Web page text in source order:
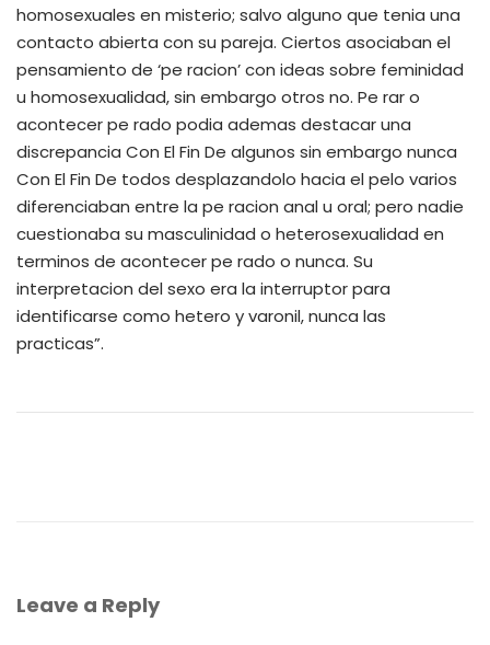
homosexuales en misterio; salvo alguno que tenia una
contacto abierta con su pareja. Ciertos asociaban el
pensamiento de ‘pe racion’ con ideas sobre feminidad
u homosexualidad, sin embargo otros no. Pe rar o
acontecer pe rado podia ademas destacar una
discrepancia Con El Fin De algunos sin embargo nunca
Con El Fin De todos desplazandolo hacia el pelo varios
diferenciaban entre la pe racion anal u oral; pero nadie
cuestionaba su masculinidad o heterosexualidad en
terminos de acontecer pe rado o nunca. Su
interpretacion del sexo era la interruptor para
identificarse como hetero y varonil, nunca las
practicas”.
Leave a Reply